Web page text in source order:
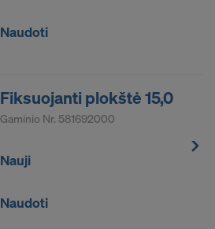
Naudoti
Fiksuojanti plokštė 15,0
Gaminio Nr. 581692000
Nauji
Naudoti